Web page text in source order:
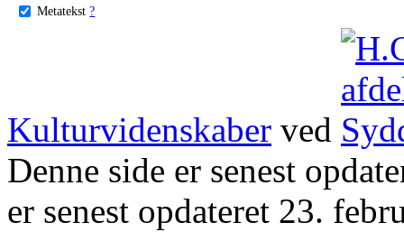
Metatekst ?
Kulturvidenskaber ved
Denne side er senest
er senest opdateret 23.